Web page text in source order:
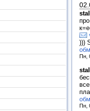
)))
Пн,
Пн,